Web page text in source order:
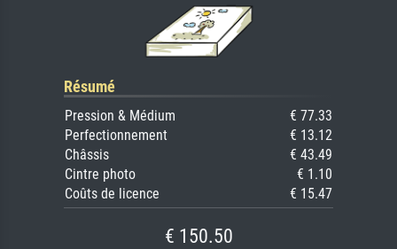
Résumé
Pression & Médium
€ 77.33
Perfectionnement
€ 13.12
Châssis
€ 43.49
Cintre photo
€ 1.10
Coûts de licence
€ 15.47
€ 150.50